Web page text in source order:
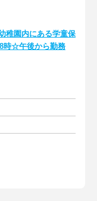
稚園内にある学童保
時☆午後から勤務